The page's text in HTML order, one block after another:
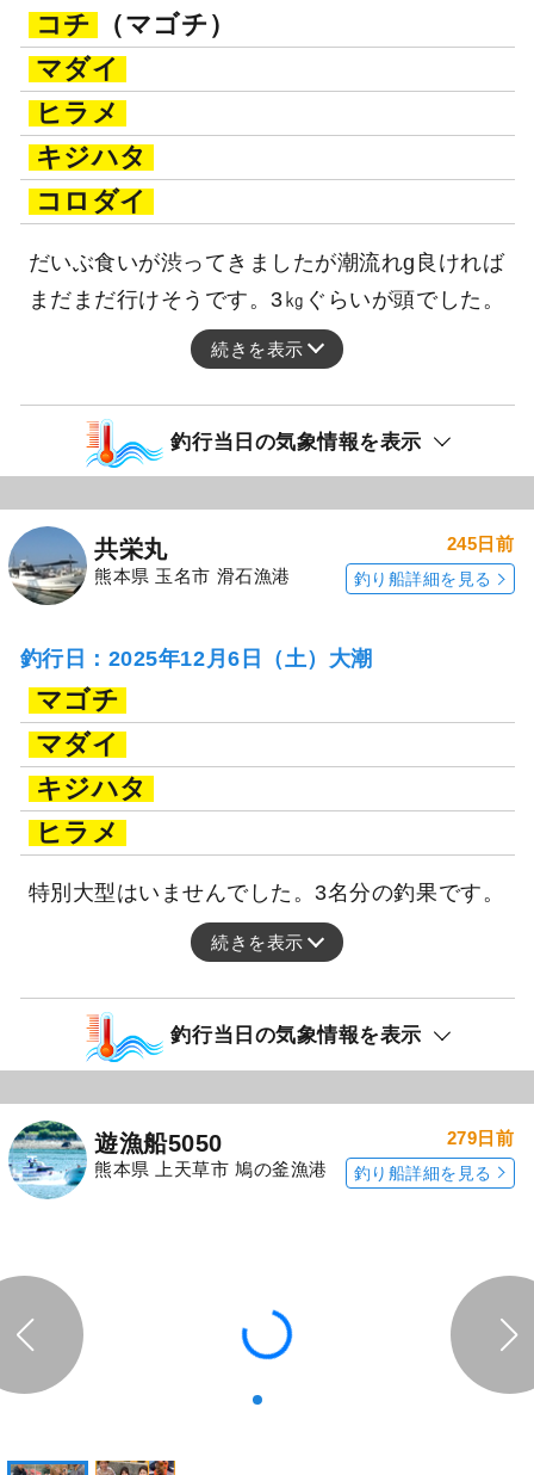
コチ
（マゴチ）
マダイ
ヒラメ
キジハタ
コロダイ
だいぶ食いが渋ってきましたが潮流れg良ければ
まだまだ行けそうです。3㎏ぐらいが頭でした。
続きを表示
釣行当日の気象情報を表示
共栄丸
熊本県 玉名市 滑石漁港
245日前
釣り船詳細を見る
釣行日：2025年12月6日（土）大潮
マゴチ
マダイ
キジハタ
ヒラメ
特別大型はいませんでした。3名分の釣果です。
続きを表示
釣行当日の気象情報を表示
遊漁船5050
熊本県 上天草市 鳩の釜漁港
279日前
釣り船詳細を見る